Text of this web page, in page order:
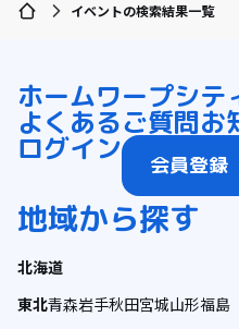
イベントの検索結果一覧
ホームワープシテ
よくあるご質問お
ログイン 会員登録
地域から探す
北海道
東北青森岩手秋田宮城山形福島